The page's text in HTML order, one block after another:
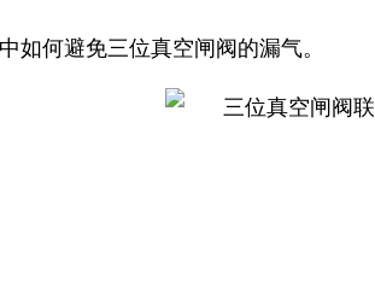
如何避免三位真空闸阀的漏气。